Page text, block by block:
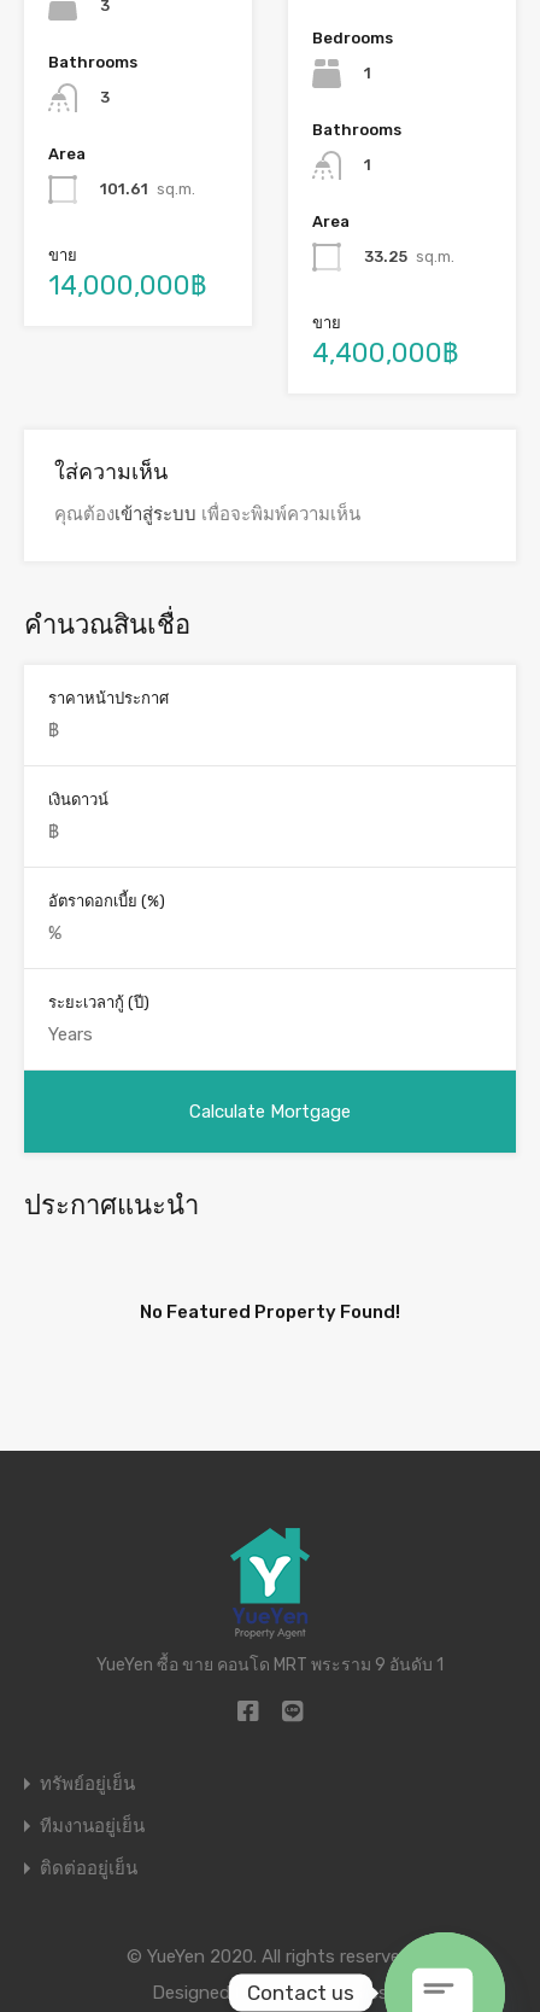
3
Bathrooms
3
Area
101.61 sq.m.
ขาย
14,000,000฿
Bedrooms
1
Bathrooms
1
Area
33.25 sq.m.
ขาย
4,400,000฿
ใส่ความเห็น
คุณต้องเข้าสู่ระบบ เพื่อจะพิมพ์ความเห็น
คำนวณสินเชื่อ
ราคาหน้าประกาศ
เงินดาวน์
อัตราดอกเบี้ย (%)
ระยะเวลากู้ (ปี)
ประกาศแนะนำ
No Featured Property Found!
YueYen ซื้อ ขาย คอนโด MRT พระราม 9 อันดับ 1
ทรัพย์อยู่เย็น
ทีมงานอยู่เย็น
ติดต่ออยู่เย็น
© YueYen 2020. All rights reserved.
Designed byInspiry Themes
Contact us